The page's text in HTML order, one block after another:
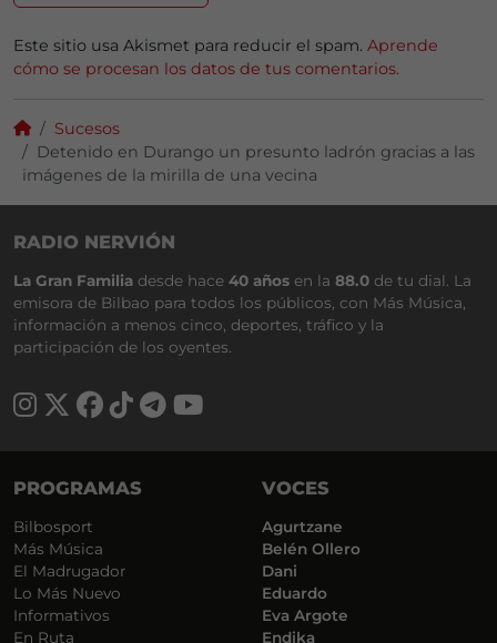
Este sitio usa Akismet para reducir el spam. Aprende
cómo se procesan los datos de tus comentarios.
Sucesos
Detenido en Durango un presunto ladrón gracias a las
imágenes de la mirilla de una vecina
RADIO NERVIÓN
La Gran Familia desde hace 40 años en la 88.0 de tu dial. La
emisora de Bilbao para todos los públicos, con Más Música,
información a menos cinco, deportes, tráfico y la
participación de los oyentes.
PROGRAMAS
Bilbosport
Más Música
El Madrugador
Lo Más Nuevo
Informativos
En Ruta
VOCES
Agurtzane
Belén Ollero
Dani
Eduardo
Eva Argote
Endika